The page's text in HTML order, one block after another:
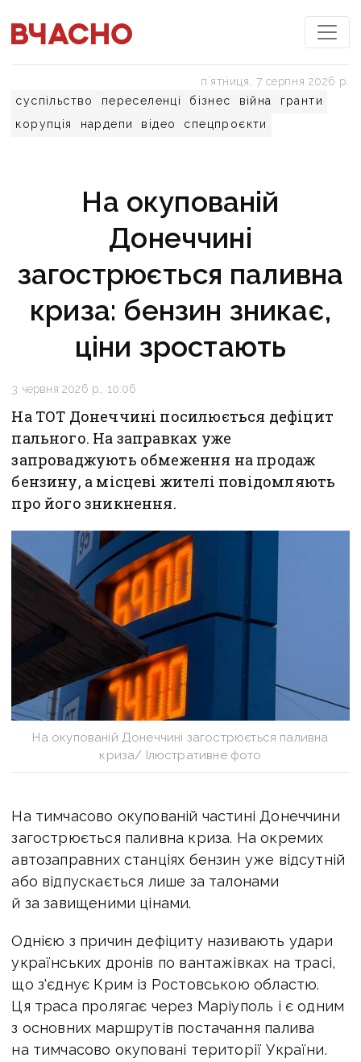
суспільство переселенці бізнес війна
гранти
корупція
нардепи відео спецпроєкти
пʼятниця, 7 серпня 2026 р.
На окупованій
Донеччині
загострюється паливна
криза: бензин зникає,
ціни зростають
3 червня 2026 р., 10:06
На ТОТ Донеччині посилюється дефіцит
пального. На заправках уже
запроваджують обмеження на продаж
бензину, а місцеві жителі повідомляють
про його зникнення.
На окупованій Донеччині загострюється паливна
криза/ Ілюстративне фото
На тимчасово окупованій частині Донеччини
загострюється паливна криза. На окремих
автозаправних станціях бензин уже відсутній
або відпускається лише за талонами
й за завищеними цінами.
Однією з причин дефіциту називають удари
українських дронів по вантажівках на трасі,
що з'єднує Крим із Ростовською областю.
Ця траса пролягає через Маріуполь і є одним
з основних маршрутів постачання палива
на тимчасово окуповані території України.